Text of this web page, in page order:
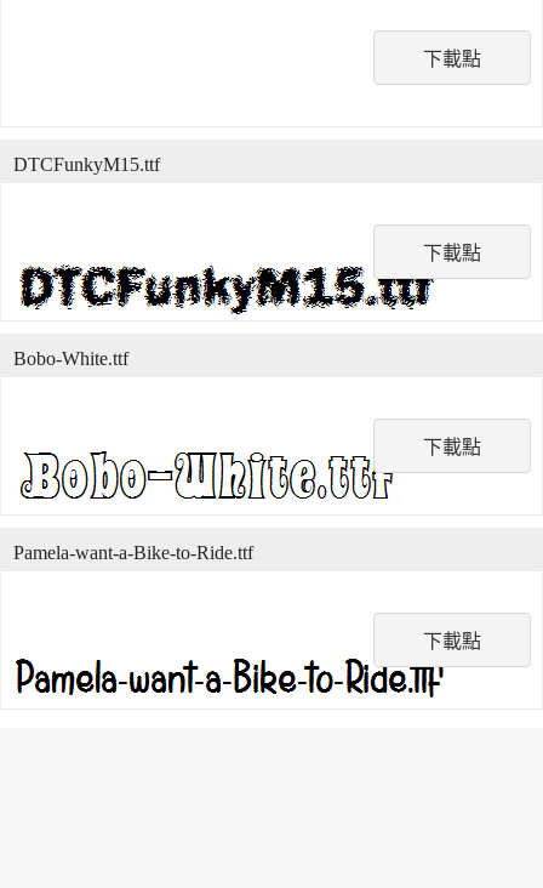
下載點
下載點
DTCFunkyM15.ttf
下載點
Bobo-White.ttf
下載點
Pamela-want-a-Bike-to-Ride.ttf